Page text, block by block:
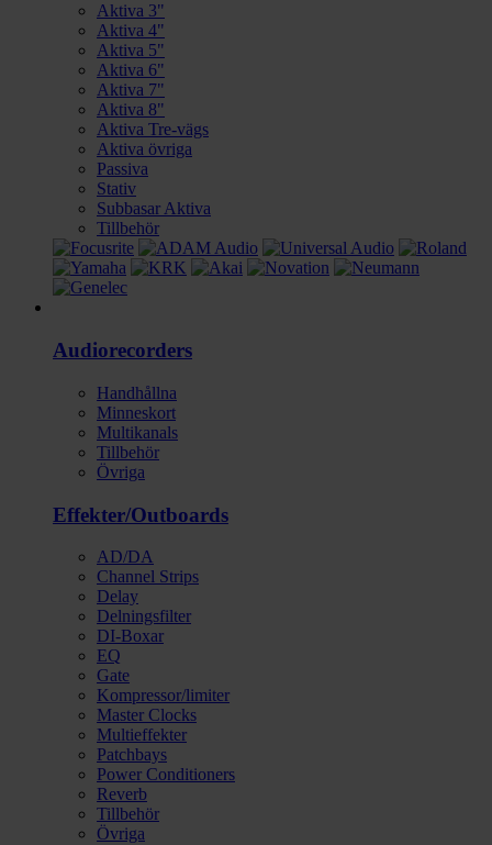
Aktiva 3"
Aktiva 4"
Aktiva 5"
Aktiva 6"
Aktiva 7"
Aktiva 8"
Aktiva Tre-vägs
Aktiva övriga
Passiva
Stativ
Subbasar Aktiva
Tillbehör
Audiorecorders
Handhållna
Minneskort
Multikanals
Tillbehör
Övriga
Effekter/Outboards
AD/DA
Channel Strips
Delay
Delningsfilter
DI-Boxar
EQ
Gate
Kompressor/limiter
Master Clocks
Multieffekter
Patchbays
Power Conditioners
Reverb
Tillbehör
Övriga